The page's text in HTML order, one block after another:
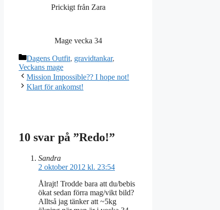
Prickigt från Zara
Mage vecka 34
Kategorier
Dagens Outfit, gravidtankar,
Veckans mage
Mission Impossible?? I hope not!
Klart för ankomst!
10 svar på ”Redo!”
Sandra
2 oktober 2012 kl. 23:54
Ålrajt! Trodde bara att du/bebis
ökat sedan förra mag/vikt bild?
Alltså jag tänker att ~5kg